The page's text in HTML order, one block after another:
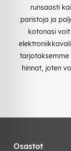
runsaasti
paristoja ja
kotonasi
tarjotaksemme
hinnat, joten
Osastot